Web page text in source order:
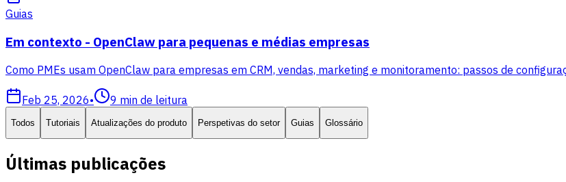
Guias
Em contexto - OpenClaw para pequenas e médias empresas
Como PMEs usam OpenClaw para empresas em CRM, vendas, marketing e monitoramento: passos de
Feb 25, 2026• 9 min de leitura
Todos Tutoriais Atualizações do produto Perspetivas do setor Guias Glossário
Últimas publicações